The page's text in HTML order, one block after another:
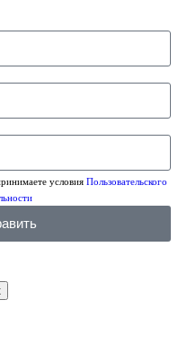
условия Пользовательского